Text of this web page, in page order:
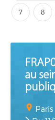
7 8
au
Paris